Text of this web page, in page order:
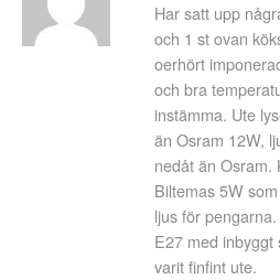
Har satt upp
och 1 st ovan
oerhört
och bra
instämma. Ute
än Osram 12W,
nedåt än Osram.
Biltemas 5W
ljus för
E27 med
varit finfint ute.